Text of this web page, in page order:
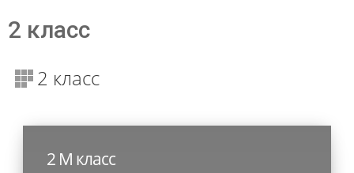
2 класс
2 класс
2 М класс